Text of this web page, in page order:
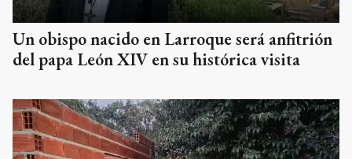
Un obispo nacido en Larroque será anfitrión
del papa León XIV en su histórica visita